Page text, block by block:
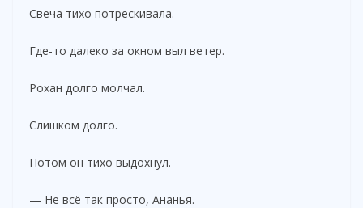
Свеча тихо потрескивала.
Где-то далеко за окном выл ветер.
Рохан долго молчал.
Слишком долго.
Потом он тихо выдохнул.
— Не всё так просто, Ананья.